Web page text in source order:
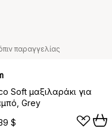
παραγγελίας
Soft μαξιλαράκι για
Grey
$